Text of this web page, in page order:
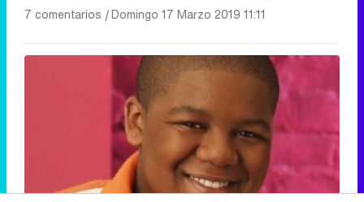
7 comentarios |Domingo 17 Marzo 2019 11:11